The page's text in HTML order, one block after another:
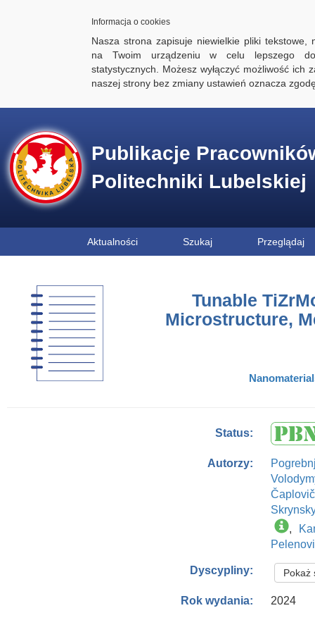
Informacja o cookies
Nasza strona zapisuje niewielkie pliki tekstowe,
na Twoim urządzeniu w celu lepszego
statystycznych. Możesz wyłączyć możliwość ich
naszej strony bez zmiany ustawień oznacza
Publikacje
Politechniki Lubelskiej
Aktualności Szukaj Przeglądaj
Tunable
Microstructure,
Status:
Autorzy:
,
Dyscypliny: Pokaż
Rok wydania: 2024